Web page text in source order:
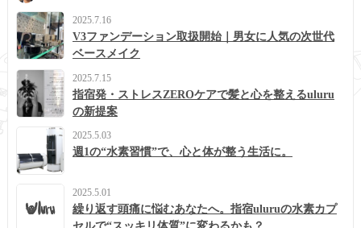
2025.7.16
V3ファンデーション取扱開始｜男女に人気の次世代
ベースメイク
2025.7.15
指宿発・ストレスZEROケアで髪と心を整えるuluru
の新提案
2025.5.03
週1の“水素習慣”で、心と体が整う生活に。
2025.5.01
繰り返す頭痛に悩むあなたへ。指宿uluruの水素カプ